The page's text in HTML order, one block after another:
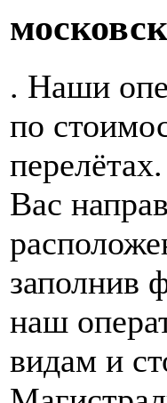
. Наши
по
перелётах.
Вас
заполнив
наш
видам и